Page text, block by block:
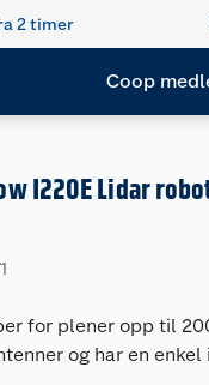
2 timer
Coop
I220E Lidar
for plener opp til
og har en